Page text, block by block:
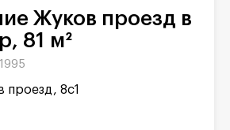
81 м²
проезд, 8с1